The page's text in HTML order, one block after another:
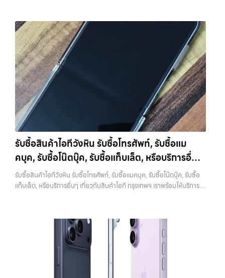
คิดว่าเรียบร้อย เพราะถ้าพลาดขึ้นมา จะไม่สามารถย้อนกลับไปแก้ไขได้อีก 2.
ออกจาก iCloud และ Apple ID ให้สมบูรณ์ ขั้นตอนนี้ถือว่าสำคัญที่สุดใน
การขาย iPhone หากยังมี Apple ID อยู่ในเครื่อง จะทำให้เกิดสิ่งที่เรียกว่า
Activation Lock ซึ่งทำให้ไม่สามารถใช้งานเครื่องต่อได้ ในมุมของร้านรับ
ซื้อ เครื่องที่ติด iCloud มีความเสี่ยงสูง เพราะไม่สามารถนำไปขายต่อได้
ทันที บางร้านอาจไม่รับซื้อเลย หรือถ้ารับก็จะกดราคาลงอย่างมาก การออก
จาก iCloud ทำได้ไม่ยาก เพียงเข้าไปที่การตั้งค่า กดชื่อบัญชีของตัวเอง
แล้วเลือกออกจากระบบ จากนั้นใส่รหัสผ่านเพื่อยืนยัน หลังจากออกแล้ว
ควรตรวจสอบอีกครั้งว่าหน้า Settings ไม่มีชื่อบัญชีของคุณเหลืออยู่ เพื่อ
ให้มั่นใจว่าเครื่องพร้อมสำหรับผู้ใช้งานใหม่จริงๆ 3. รีเซ็ตเครื่องให้เหมือน
เครื่องใหม่ เมื่อสำรองข้อมูลและออกจาก iCloud เรียบร้อยแล้ว ขั้นตอนต่อ
ไปคือการรีเซ็ตเครื่องให้เป็นค่าเริ่มต้นจากโรงงาน การรีเซ็ตจะช่วยลบข้อมูล
ทั้งหมดออกจากเครื่อง ทำให้เครื่องอยู่ในสภาพเหมือนใหม่ ซึ่งเป็นสิ่งที่ผู้ซื้อ
หรือร้านต้องการมากที่สุด เพราะสามารถนำไปใช้งานต่อได้ทันที ขั้นตอนนี้ยัง
ช่วยสร้างความมั่นใจให้กับผู้รับซื้อว่าไม่มีข้อมูลส่วนตัวหลงเหลืออยู่ ลด
ความกังวลในเรื่องความปลอดภัย ควรระวังว่าการรีเซ็ตควรทำหลังจาก
ออก iCloud แล้วเท่านั้น หากทำสลับขั้นตอน อาจทำให้เครื่องติดล็อกและ
และได้รับการดูแลมาอย่างดี มักจะได้ราคาดีกว่าเครื่องที่มีคราบหรือฝุ่นสะสม
การทำความสะอาดไม่จำเป็นต้องใช้อุปกรณ์พิเศษ เพียงใช้ผ้านุ่มเช็ดหน้าจอ
เช็ดตัวเครื่อง และทำความสะอาดบริเวณเล็กๆ เช่น ช่องลำโพงหรือพอร์ต
ชาร์จ ก็เพียงพอแล้ว หากเป็นการขายผ่านออนไลน์ ภาพถ่ายก็มีผลอย่าง
มาก เครื่องที่ดูดีตั้งแต่ในรูป จะช่วยเพิ่มโอกาสในการต่อรองราคาได้มากขึ้น
ราคาในตลาดมือสอง เรายังมีบริการที่รวดเร็ว และจ่ายเงินสดทันที ไม่มีค่า
ธรรมเนียมซ่อนเร้นค่ะ ทำไมต้องขายไอโฟนกับเรา?
รับซื้อทุกรุ่น ทุกสภาพ
- ไม่ว่าจะเป็นเครื่องใหม่ เครื่องใช้งาน หรือเครื่องที่มีตำหนิเล็กน้อย เรารับซื้อ
หมด
ราคายุติธรรม - ประเมินราคาตามสภาพเครื่องจริง ให้ราคาสูงถึง
70% ของราคาตลาดมือสอง
รวดเร็วทันใจ - ประเมินและจ่ายเงินทันที ไม่
ต้องรอนาน
ปลอดภัย 100% - มีหน้าร้านจริง บริการโปร่งใส ตรวจสอบ
ได้
รับซื้อถึงที่ - มีบริการรับซื้อถึงบ้านในกรุงเทพและปริมณฑลเช็กราคา
รับซื้อ iPhone แต่ละรุ่นมาดูกันว่าแต่ละรุ่นเรารับซื้อในราคาเท่าไหร่บ้าง
(ราคาอัพเดทล่าสุดเดือนพฤศจิกายน 2024)
iPhone 11 (ปี
2019)iPhone 11 เป็นรุ่นที่ได้รับความนิยมมากในตอนที่เปิดตัว มาพร้อม
กล้องคู่ ชิป A13 Bionic และหน้าจอ Liquid Retina ขนาด 6.1 นิ้ว แม้จะ
เป็นรุ่นที่ออกมาได้สักระยะแล้ว แต่ก็ยังใช้งานได้ดีและรองรับ iOS เวอร์ชัน
ล่าสุดราคารับซื้อ iPhone 11:iPhone 11 64GB รับซื้อได้ที่ 7,000 บาท
ราคาตลาดมือสอง: 10,000 บาทiPhone 11 128GB รับซื้อได้ที่ 8,400
บาทราคาตลาดมือสอง: 13,000 บาท
iPhone 11 Pro / Pro Max (ปี
2019)รุ่น Pro มาพร้อมกล้องสามตัว จอ Super Retina XDR และวัสดุส
15,000 บาทiPhone 11 Pro 128GB รับซื้อได้ที่ 11,900 บาทราคาตลาด
มือสอง: 17,000 บาทiPhone 11 Pro 256GB รับซื้อได้ที่ 13,300 บาท
ราคาตลาดมือสอง: 19,000 บาทราคารับซื้อ iPhone 11 Pro
Max:iPhone 11 Pro Max 64GB รับซื้อได้ที่ 12,600 บาทราคาตลาดมือ
สอง: 18,000 บาทiPhone 11 Pro Max 128GB รับซื้อได้ที่ 14,000 บาท
ราคาตลาดมือสอง: 20,000 บาทiPhone 11 Pro Max 256GB รับซื้อ
รับซื้อสินค้าไอทีวังหิน รับซื้อโทรศัพท์, รับซื้อแม
คบุค, รับซื้อโน๊ตบุ๊ค, รับซื้อแท็บเล็ต, หรือบริการอื่นๆ
เกี่ยวกับสินค้าไอที กรุงเทพฯ เราพร้อมให้บริการครบ
วงจร
รับซื้อสินค้าไอทีวังหิน รับซื้อโทรศัพท์, รับซื้อแมคบุค, รับซื้อโน๊ตบุ๊ค, รับซื้อ
แท็บเล็ต, หรือบริการอื่นๆ เกี่ยวกับสินค้าไอที กรุงเทพฯ เราพร้อมให้บริการ
บางแค วัชรพล รามอินทรา รับซื้อสินค้าไอทีวังหิน — รับซื้อโทรศัพท์, รับซื้อ
แมคบุค, รับซื้อโน๊ตบุ๊ค, รับซื้อแท็บเล็ต, หรือบริการอื่นๆ เกี่ยวกับสินค้าไอที
กรุงเทพฯ เราพร้อมให้บริการครบวงจร รับซื้อสินค้าไอทีวังหิน รับซื้อ
โทรศัพท์, รับซื้อแมคบุค, รับซื้อโน๊ตบุ๊ค, รับซื้อแท็บเล็ต, หรือบริการอื่นๆ เกี่ยว
กับสินค้าไอที กรุงเทพฯ… รับซื้อสินค้าไอทีวังหิน รับซื้อ iPhone ทุกรุ่น ให้
ราคาสูง พร้อมจ่ายเงินทันที ประสบการณ์เหนือระดับกับการ รับซื้อไอ